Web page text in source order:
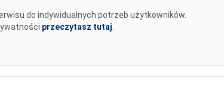
do indywidualnych potrzeb użytkowników.
przeczytasz tutaj